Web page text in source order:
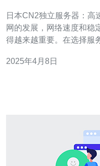
日本CN2独立服务器：高速稳
网的发展，网络速度和稳
得越来越重要。在选择服
器则成为了高速稳定网络的最佳选择。
2025年4月8日